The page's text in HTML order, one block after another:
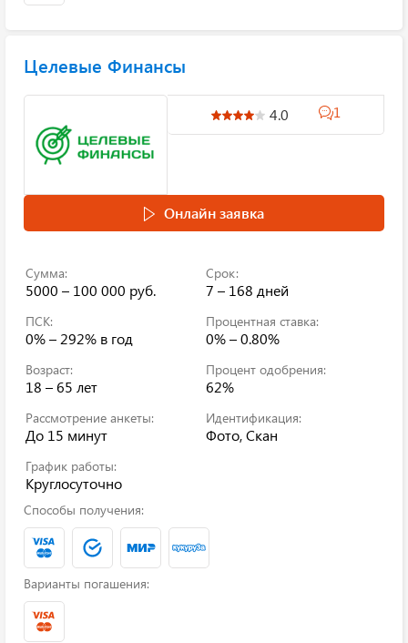
Целевые Финансы
4.0 1
Онлайн заявка
Сумма:
5000 – 100 000 руб.
Срок:
7 – 168 дней
ПСК:
0% – 292% в год
Процентная ставка:
0% – 0.80%
Возраст:
18 – 65 лет
Процент одобрения:
62%
Рассмотрение анкеты:
До 15 минут
Идентификация:
Фото, Скан
График работы:
Круглосуточно
Способы получения:
Варианты погашения: